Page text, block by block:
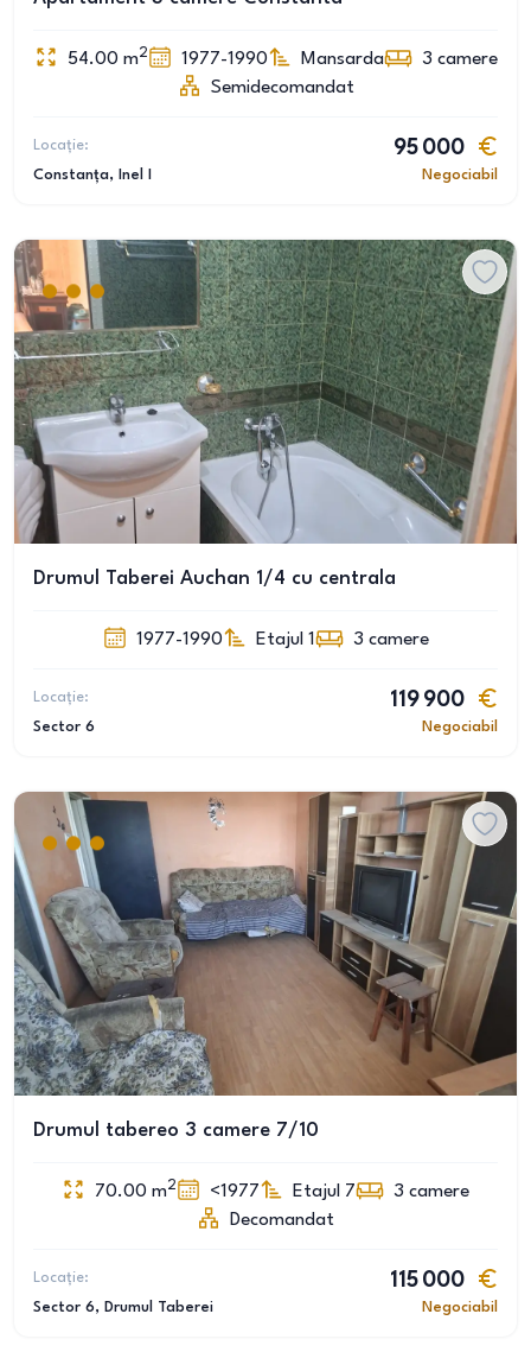
54.00 m2 1977-1990 Mansarda 3 camere
Semidecomandat
Locație:
Constanța, Inel I
95 000
Negociabil
Drumul Taberei Auchan 1/4 cu centrala
1977-1990 Etajul 1 3 camere
Locație:
Sector 6
119 900
Negociabil
Drumul tabereo 3 camere 7/10
70.00 m2 <1977 Etajul 7 3 camere
Decomandat
Locație:
Sector 6, Drumul Taberei
115 000
Negociabil